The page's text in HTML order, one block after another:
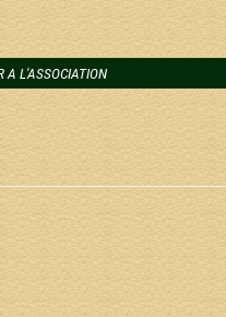
A L'ASSOCIATION